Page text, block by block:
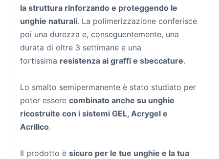
la struttura rinforzando e proteggendo le
unghie naturali. La polimerizzazione conferisce
poi una durezza e, conseguentemente, una
durata di oltre 3 settimane e una
fortissima resistenza ai graffi e sbeccature.
Lo smalto semipermanente è stato studiato per
poter essere combinato anche su unghie
ricostruite con i sistemi GEL, Acrygel e
Acrilico.
Il prodotto è sicuro per le tue unghie e la tua